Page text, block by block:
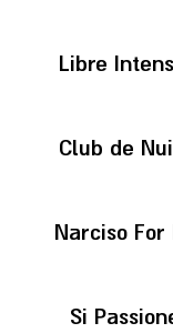
Libre
Club de
Narciso
Si